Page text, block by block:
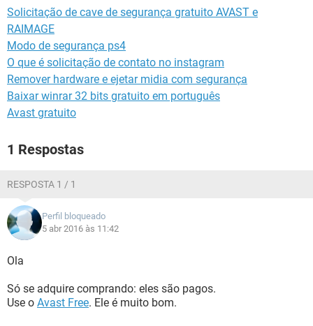
Solicitação de cave de segurança gratuito AVAST e
RAIMAGE
Modo de segurança ps4
O que é solicitação de contato no instagram
Remover hardware e ejetar midia com segurança
Baixar winrar 32 bits gratuito em português
Avast gratuito
1 Respostas
RESPOSTA 1 / 1
Perfil bloqueado
5 abr 2016 às 11:42
Ola
Só se adquire comprando: eles são pagos.
Use o Avast Free. Ele é muito bom.